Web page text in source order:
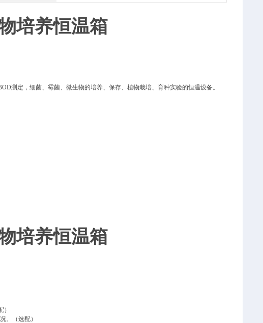
培养恒温箱
测定，细菌、霉菌、微生物的培养、保存、植物栽培、育种实验的恒温设备。
培养恒温箱
。（选配）